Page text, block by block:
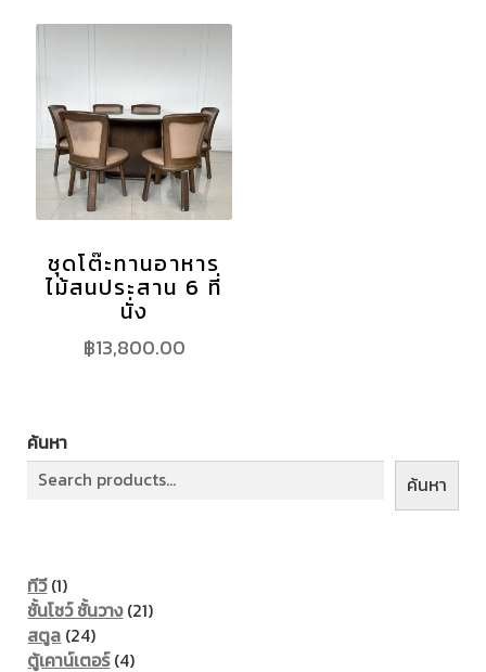
ชุดโต๊ะทานอาหาร
ไม้สนประสาน 6 ที่
นั่ง
฿13,800.00
ค้นหา
ค้นหา
ทีวี 11
product
ชั้นโชว์ ชั้นวาง 2121
สตูล 2424
products
ตู้เคาน์เตอร์ 44